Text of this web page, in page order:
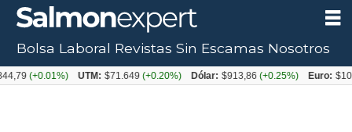
Tag:
Bolsa Laboral Revistas Sin Escamas Nosotros
(+0.01%) UTM: $71.649(+0.20%) Dólar: $913,86(+0.25%) Euro: